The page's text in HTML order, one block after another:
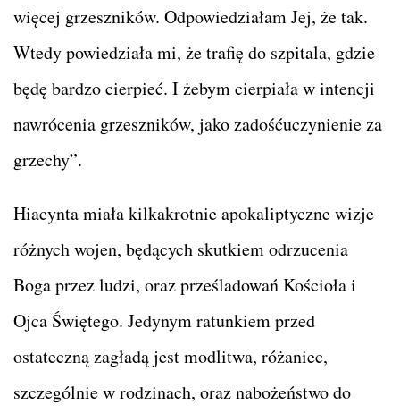
więcej grzeszników. Odpowiedziałam Jej, że tak.
Wtedy powiedziała mi, że trafię do szpitala, gdzie
będę bardzo cierpieć. I żebym cierpiała w intencji
nawrócenia grzeszników, jako zadośćuczynienie za
grzechy”.
Hiacynta miała kilkakrotnie apokaliptyczne wizje
różnych wojen, będących skutkiem odrzucenia
Boga przez ludzi, oraz prześladowań Kościoła i
Ojca Świętego. Jedynym ratunkiem przed
ostateczną zagładą jest modlitwa, różaniec,
szczególnie w rodzinach, oraz nabożeństwo do